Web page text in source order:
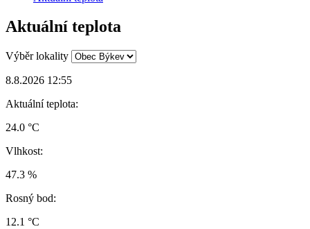
Aktuální teplota
Výběr lokality
8.8.2026 12:55
Aktuální teplota:
24.0 °C
Vlhkost:
47.3 %
Rosný bod:
12.1 °C